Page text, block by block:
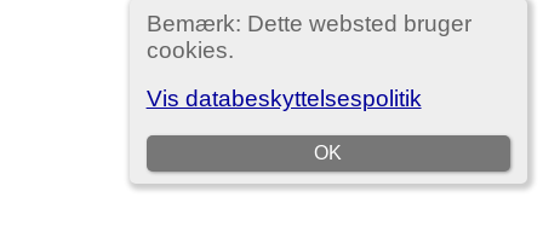
Bemærk: Dette websted bruger
cookies.
Vis databeskyttelsespolitik
OK